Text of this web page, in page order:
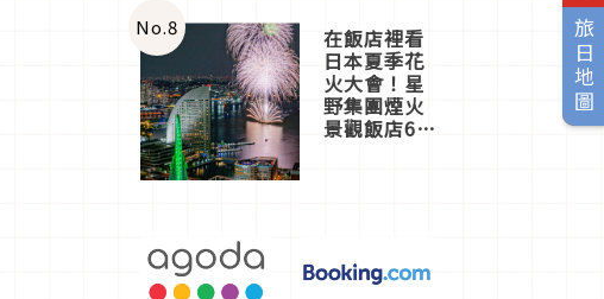
旅日地圖
店3分即達
No.8 在飯店裡看
日本夏季花
火大會！星
野集團煙火
景觀飯店6